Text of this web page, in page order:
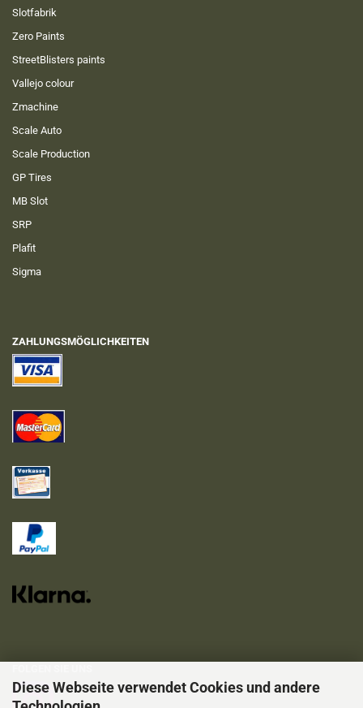
Diese Webseite verwendet Cookies und andere
Slotfabrik
Zero Paints
StreetBlisters paints
Vallejo colour
Zmachine
Scale Auto
Scale Production
GP Tires
MB Slot
SRP
Plafit
Sigma
ZAHLUNGSMÖGLICHKEITEN